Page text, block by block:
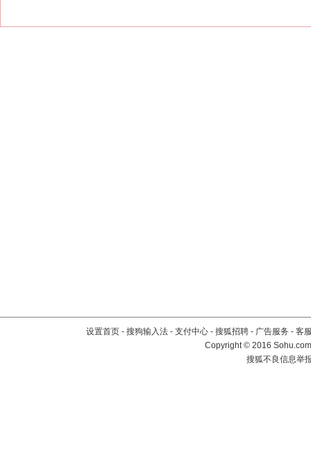
设置首页 - 搜狗输入法 - 支付中心 - 搜狐招聘 - 广告服务 - 客
Copyright©2016
搜狐不良信息举